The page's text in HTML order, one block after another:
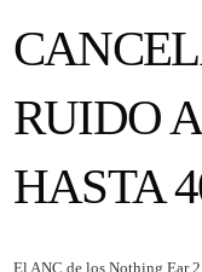
RUIDO
HASTA
El ANC de los Nothing Ear